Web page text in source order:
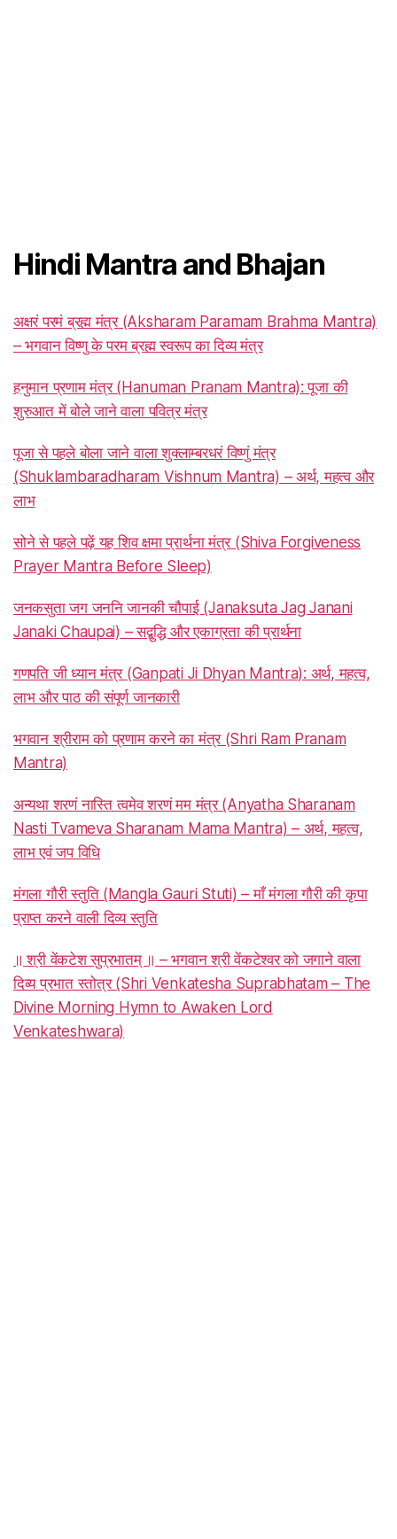
Hindi Mantra and Bhajan
अक्षरं परमं ब्रह्म मंत्र (Aksharam Paramam Brahma Mantra)
– भगवान विष्णु के परम ब्रह्म स्वरूप का दिव्य मंत्र
हनुमान प्रणाम मंत्र (Hanuman Pranam Mantra): पूजा की
शुरुआत में बोले जाने वाला पवित्र मंत्र
पूजा से पहले बोला जाने वाला शुक्लाम्बरधरं विष्णुं मंत्र
(Shuklambaradharam Vishnum Mantra) – अर्थ, महत्व और
लाभ
सोने से पहले पढ़ें यह शिव क्षमा प्रार्थना मंत्र (Shiva Forgiveness
Prayer Mantra Before Sleep)
जनकसुता जग जननि जानकी चौपाई (Janaksuta Jag Janani
Janaki Chaupai) – सद्बुद्धि और एकाग्रता की प्रार्थना
गणपति जी ध्यान मंत्र (Ganpati Ji Dhyan Mantra): अर्थ, महत्व,
लाभ और पाठ की संपूर्ण जानकारी
भगवान श्रीराम को प्रणाम करने का मंत्र (Shri Ram Pranam
Mantra)
अन्यथा शरणं नास्ति त्वमेव शरणं मम मंत्र (Anyatha Sharanam
Nasti Tvameva Sharanam Mama Mantra) – अर्थ, महत्व,
लाभ एवं जप विधि
मंगला गौरी स्तुति (Mangla Gauri Stuti) – माँ मंगला गौरी की कृपा
प्राप्त करने वाली दिव्य स्तुति
॥ श्री वेंकटेश सुप्रभातम् ॥ – भगवान श्री वेंकटेश्वर को जगाने वाला
दिव्य प्रभात स्तोत्र (Shri Venkatesha Suprabhatam – The
Divine Morning Hymn to Awaken Lord
Venkateshwara)